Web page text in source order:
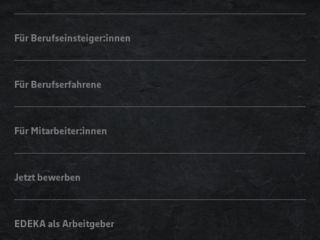
Für Berufseinsteiger:innen
Für Berufserfahrene
Für Mitarbeiter:innen
Jetzt bewerben
EDEKA als Arbeitgeber